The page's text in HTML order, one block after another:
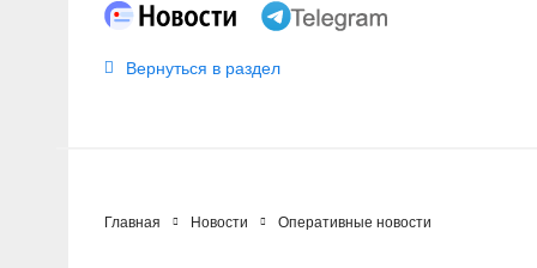
Вернуться в раздел
Главная Новости Оперативные новости